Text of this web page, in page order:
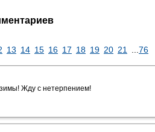
13 14 15 16 17 18 19 20 21 76
Жду с нетерпением!